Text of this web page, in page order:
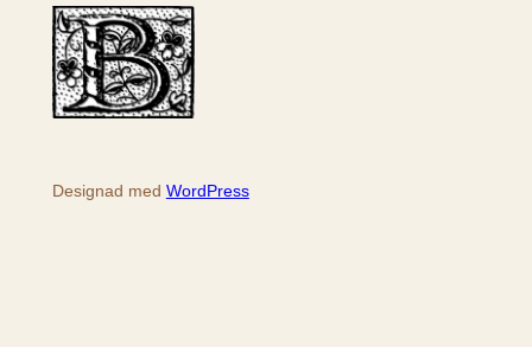
k
Designad med WordPress